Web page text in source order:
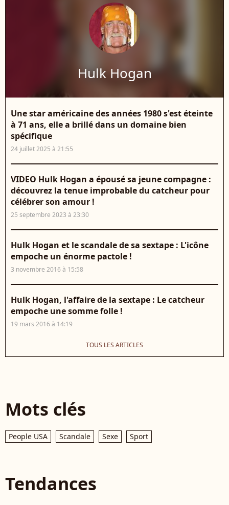
Hulk Hogan
Une star américaine des années 1980 s'est éteinte
à 71 ans, elle a brillé dans un domaine bien
spécifique
24 juillet 2025 à 21:55
VIDEO Hulk Hogan a épousé sa jeune compagne :
découvrez la tenue improbable du catcheur pour
célébrer son amour !
25 septembre 2023 à 23:30
Hulk Hogan et le scandale de sa sextape : L'icône
empoche un énorme pactole !
3 novembre 2016 à 15:58
Hulk Hogan, l'affaire de la sextape : Le catcheur
empoche une somme folle !
19 mars 2016 à 14:19
TOUS LES ARTICLES
Mots clés
People USA Scandale Sexe Sport
Tendances